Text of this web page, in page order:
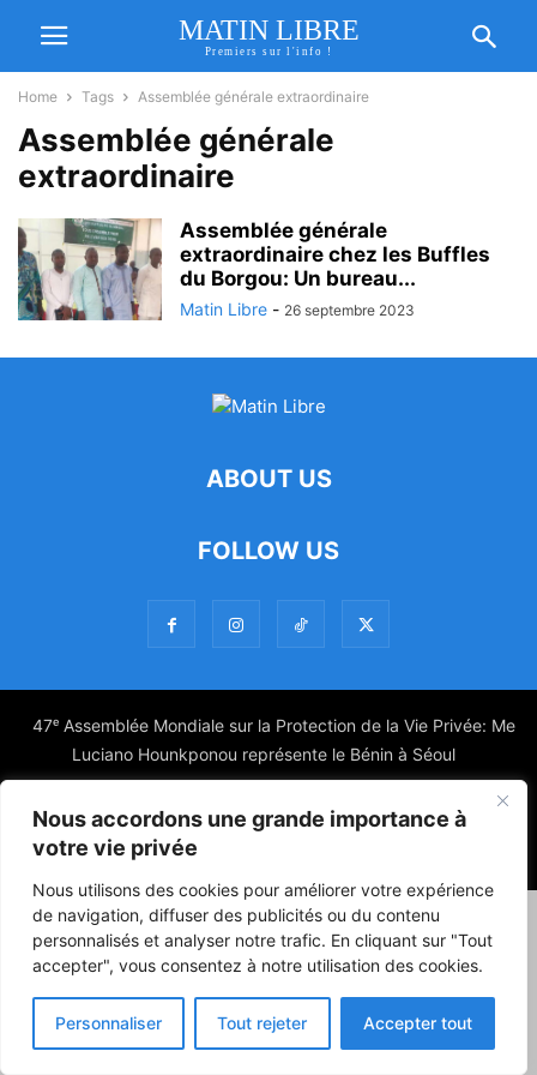
Nous accordons une grande importance à
votre vie privée
Nous utilisons des cookies pour améliorer votre expérience
de navigation, diffuser des publicités ou du contenu
personnalisés et analyser notre trafic. En cliquant sur "Tout
accepter", vous consentez à notre utilisation des cookies.
Personnaliser Tout rejeter Accepter tout
MATIN LIBRE
Premiers sur l'info !
Home Tags Assemblée générale extraordinaire
Assemblée générale
extraordinaire
Assemblée générale
extraordinaire chez les Buffles
du Borgou: Un bureau...
Matin Libre - 26 septembre 2023
ABOUT US
FOLLOW US
47ᵉ Assemblée Mondiale sur la Protection de la Vie Privée: Me
Luciano Hounkponou représente le Bénin à Séoul
© Powered by digitXplus Francophone